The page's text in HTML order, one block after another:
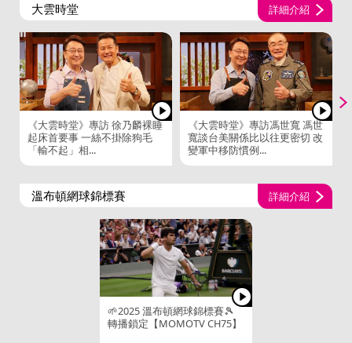
大雲時堂 詳細介紹
《大雲時堂》專訪 徐乃麟裸睡
起床首要事 一絲不掛除狗毛
「輸不起」相...
《大雲時堂》專訪馮世寬 馮世
寬談台美關係比以往更密切 改
變軍中移防慣例...
溫布頓網球錦標賽 詳細介紹
🌱2025 溫布頓網球錦標賽🎾
轉播鎖定【MOMOTV CH75】